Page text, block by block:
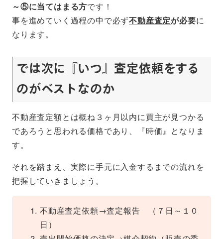
～⑤に当てはまる方です！
事を進めていく過程の中で必ず不動産査定が必要に
なります。
では次に『いつ』査定依頼をする
のがベストなのか
不動産査定額とは概ね３ヶ月以内に買主が見つかる
であろうと思われる価格であり、『時価』となりま
す。
それを踏まえ、実際に手元に入金するまでの流れを
把握していきましょう。
不動産査定依頼→査定報告 （７日～１０
日）